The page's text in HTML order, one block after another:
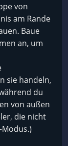
von
am Rande
Baue
an, um
sie handeln,
du
von außen
die nicht